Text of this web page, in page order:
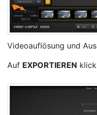
Videoauflösung und
Auf EXPORTIEREN